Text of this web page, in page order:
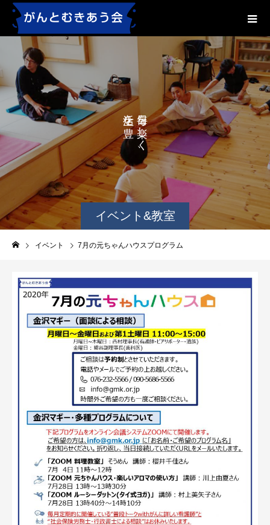
イベント&教室
を
し
く
、
を
か
に
す
る
、
イベント 7月の元ちゃんハウスプログラム